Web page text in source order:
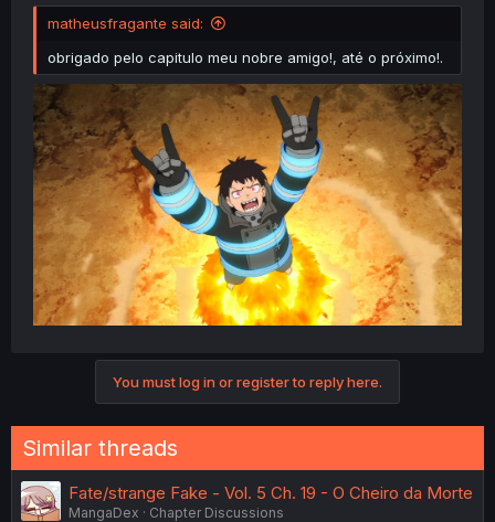
matheusfragante said:
obrigado pelo capitulo meu nobre amigo!, até o próximo!.
You must log in or register to reply here.
Similar threads
Fate/strange Fake - Vol. 5 Ch. 19 - O Cheiro da Morte
MangaDex
Chapter Discussions